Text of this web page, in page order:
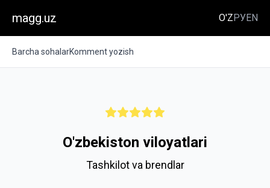
magg.uz O'ZРУEN
Barcha sohalarKomment yozish
O'zbekiston viloyatlari
Tashkilot va brendlar